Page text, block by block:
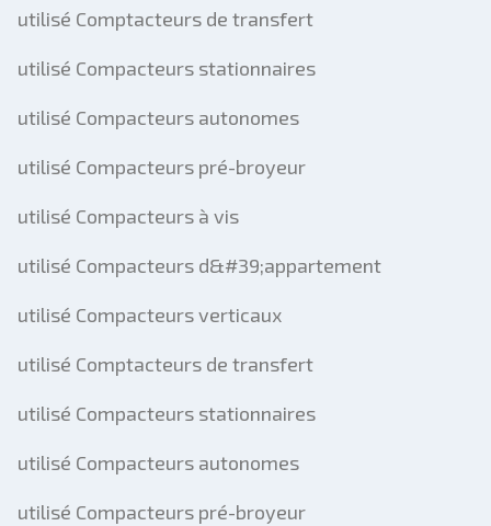
utilisé Comptacteurs de transfert
utilisé Compacteurs stationnaires
utilisé Compacteurs autonomes
utilisé Compacteurs pré-broyeur
utilisé Compacteurs à vis
utilisé Compacteurs d&#39;appartement
utilisé Compacteurs verticaux
utilisé Comptacteurs de transfert
utilisé Compacteurs stationnaires
utilisé Compacteurs autonomes
utilisé Compacteurs pré-broyeur